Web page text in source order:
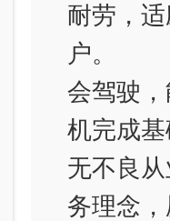
耐劳，
户。
会驾驶
机完成
无不良
务理念